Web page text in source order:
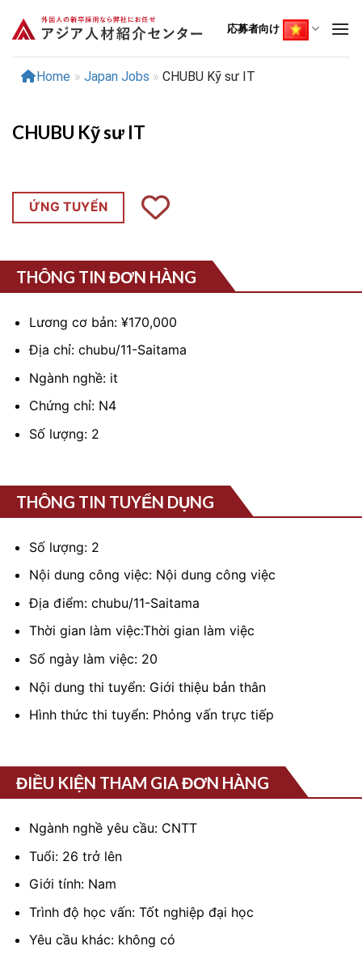
応募者向け
Home » Japan Jobs » CHUBU Kỹ sư IT
CHUBU Kỹ sư IT
ỨNG TUYỂN
THÔNG TIN ĐƠN HÀNG
Lương cơ bản: ¥170,000
Địa chỉ: chubu/11-Saitama
Ngành nghề: it
Chứng chỉ: N4
Số lượng: 2
THÔNG TIN TUYỂN DỤNG
Số lượng: 2
Nội dung công việc: Nội dung công việc
Địa điểm: chubu/11-Saitama
Thời gian làm việc:Thời gian làm việc
Số ngày làm việc: 20
Nội dung thi tuyển: Giới thiệu bản thân
Hình thức thi tuyển: Phỏng vấn trực tiếp
ĐIỀU KIỆN THAM GIA ĐƠN HÀNG
Ngành nghề yêu cầu: CNTT
Tuổi: 26 trở lên
Giới tính: Nam
Trình độ học vấn: Tốt nghiệp đại học
Yêu cầu khác: không có